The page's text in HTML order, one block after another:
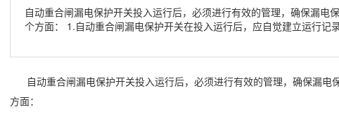
自动重合闸漏电保护开关投入运行后，必须进行有效的管理，确保漏
个方面： 1.自动重合闸漏电保护开关在投入运行后，应自觉建立运行
自动重合闸漏电保护开关投入运行后，必须进行有效的管理，确保漏电
方面：